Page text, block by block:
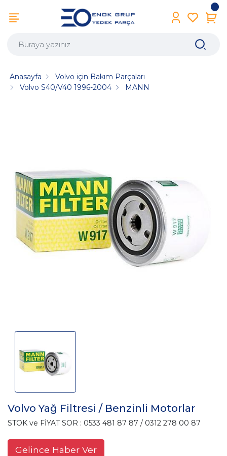
Anasayfa
Volvo için Bakım Parçaları
Volvo S40/V40 1996-2004
MANN
Volvo Yağ Filtresi / Benzinli Motorlar
STOK ve FİYAT SOR : 0533 481 87 87 / 0312 278 00 87
Gelince Haber Ver